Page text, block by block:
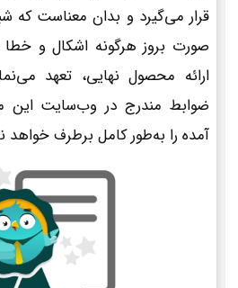
قرار می‌گیرد و بدان معناست که
صورت بروز هرگونه اشکال و
ارائه محصول نهایی، تعهد
ضوابط مندرج در وب‌سایت این
آمده را به‌طور کامل برطرف خواهد